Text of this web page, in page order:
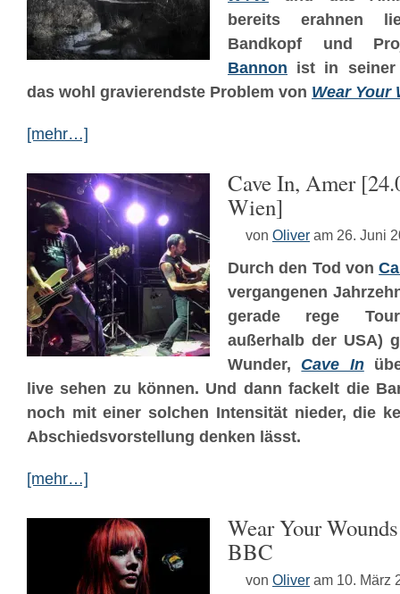
bereits erahnen
Bandkopf und
Bannon ist in seiner
das wohl gravierendste Problem von Wear Your
[mehr…]
Cave In, Amer
Wien]
von Oliver am 26. Juni
Durch den Tod von
vergangenen
gerade rege
außerhalb der USA)
Wunder, Cave In
live sehen zu können. Und dann fackelt die
noch mit einer solchen Intensität nieder, die
Abschiedsvorstellung denken lässt.
[mehr…]
Wear Your
BBC
von Oliver am 10. März